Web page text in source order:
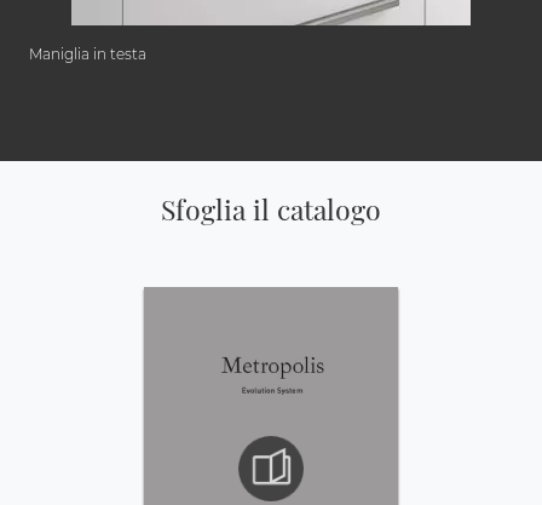
Maniglia in testa
Sfoglia il catalogo